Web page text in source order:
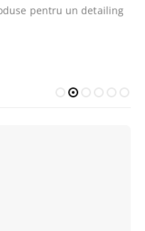
pentru un detailing